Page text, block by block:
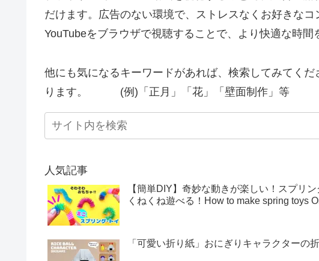
だけます。広告のない環境で、ストレスなくお好きなコ
YouTubeをブラウザで視聴することで、より快適な時間
他にも気になるキーワードがあれば、検索してみてく
ります。 (例)「正月」「花」「壁面制作」等
人気記事
【簡単DIY】奇妙な動きが楽しい！スプリ
くねくね遊べる！How to make spring toys
「可愛い折り紙」おにぎりキャラクター